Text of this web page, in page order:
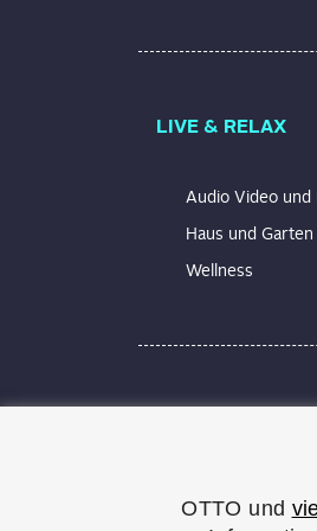
LIVE & RELAX
Audio Video und
Haus und Garten
Wellness
Technik macht
Bei UPDATED
blinkt oder du
und leicht
OTTO und